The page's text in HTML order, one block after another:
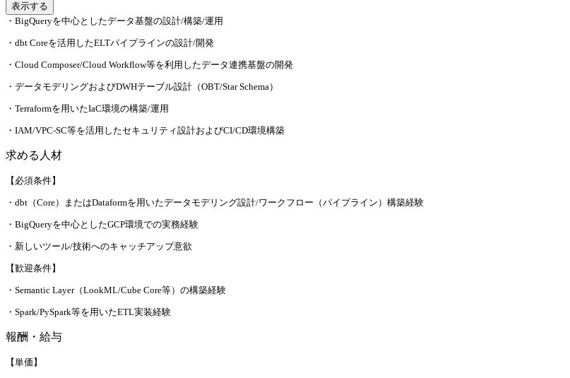
表示する
・BigQueryを中心としたデータ基盤の設計/構築/運用
・dbt Coreを活用したELTパイプラインの設計/開発
・Cloud Composer/Cloud Workflow等を利用したデータ連携基盤の開発
・データモデリングおよびDWHテーブル設計（OBT/Star Schema）
・Terraformを用いたIaC環境の構築/運用
・IAM/VPC-SC等を活用したセキュリティ設計およびCI/CD環境構築
求める人材
【必須条件】
・dbt（Core）またはDataformを用いたデータモデリング設計/ワークフロー（パイプライン）構築経験
・BigQueryを中心としたGCP環境での実務経験
・新しいツール/技術へのキャッチアップ意欲
【歓迎条件】
・Semantic Layer（LookML/Cube Core等）の構築経験
・Spark/PySpark等を用いたETL実装経験
報酬・給与
【単価】